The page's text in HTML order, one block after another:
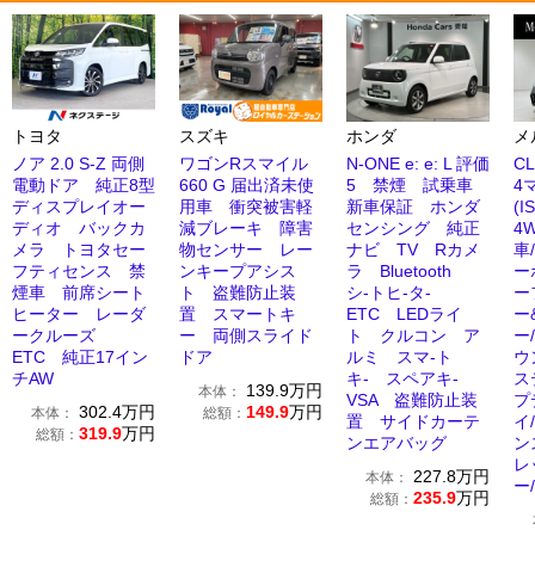
トヨタ
ノア 2.0 S-Z 両側
電動ドア 純正8型
ディスプレイオー
ディオ バックカ
メラ トヨタセー
フティセンス 禁
煙車 前席シート
ヒーター レーダ
ークルーズ
ETC 純正17イン
チAW
本体： 302.4万円
総額： 319.9万円
スズキ
ワゴンRスマイル
660 G 届出済未使
用車 衝突被害軽
減ブレーキ 障害
物センサー レー
ンキープアシス
ト 盗難防止装
置 スマートキ
ー 両側スライド
ドア
本体： 139.9万円
総額： 149.9万円
ホンダ
N-ONE e: e: L 評価
5 禁煙 試乗車
新車保証 ホンダ
センシング 純正
ナビ TV Rカメ
ラ Bluetooth
シ-トヒ-タ-
ETC LEDライ
ト クルコン ア
ルミ スマ-ト
キ- スペアキ-
VSA 盗難防止装
置 サイドカーテ
ンエアバッグ
本体： 227.8万円
総額： 235.9万円
4
車
ー
ー
ー
ー
ウ
プ
イ
ー